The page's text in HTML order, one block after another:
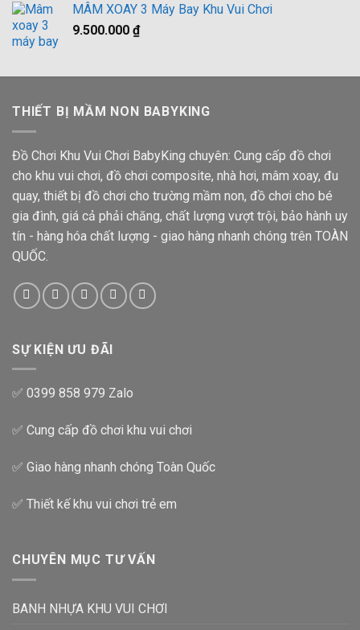
MÂM XOAY 3 Máy Bay Khu Vui Chơi
9.500.000 ₫
THIẾT BỊ MẦM NON BABYKING
Đồ Chơi Khu Vui Chơi BabyKing chuyên: Cung cấp đồ chơi
cho khu vui chơi, đồ chơi composite, nhà hơi, mâm xoay, đu
quay, thiết bị đồ chơi cho trường mầm non, đồ chơi cho bé
gia đình, giá cả phải chăng, chất lượng vượt trội, bảo hành uy
tín - hàng hóa chất lượng - giao hàng nhanh chóng trên TOÀN
QUỐC.
SỰ KIỆN ƯU ĐÃI
✅ 0399 858 979 Zalo
✅ Cung cấp đồ chơi khu vui chơi
✅ Giao hàng nhanh chóng Toàn Quốc
✅ Thiết kế khu vui chơi trẻ em
CHUYÊN MỤC TƯ VẤN
BANH NHỰA KHU VUI CHƠI